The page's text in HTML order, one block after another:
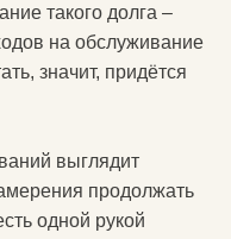
такого долга –
на обслуживание
значит, придётся
выглядит
продолжать
одной рукой